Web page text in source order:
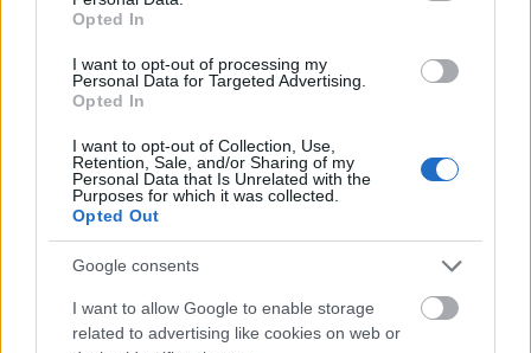
Opted In
I want to opt-out of processing my
Personal Data for Targeted Advertising.
Opted In
I want to opt-out of Collection, Use,
Retention, Sale, and/or Sharing of my
Personal Data that Is Unrelated with the
Purposes for which it was collected.
Opted Out
Google consents
I want to allow Google to enable storage
related to advertising like cookies on web or
bejelentheti, ha illegálisan lerakott hulladékot lát.
Lomtalanítás áprilisban Salgótarjánban
2016.03.30
A VGÜ Nonprofit Kft. tavaszváró lomtalanítási akciót szervez
áprilisban Salgótarjánban.